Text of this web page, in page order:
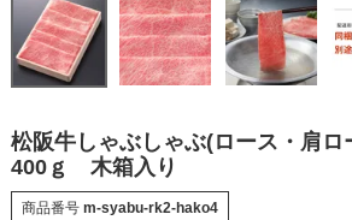
松阪牛しゃぶしゃぶ(ロース・肩
400ｇ 木箱入り
商品番号 m-syabu-rk2-hako4